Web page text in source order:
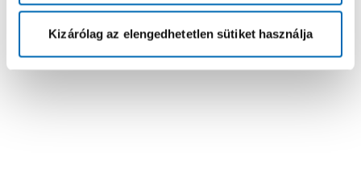
Kizárólag az elengedhetetlen sütiket használja